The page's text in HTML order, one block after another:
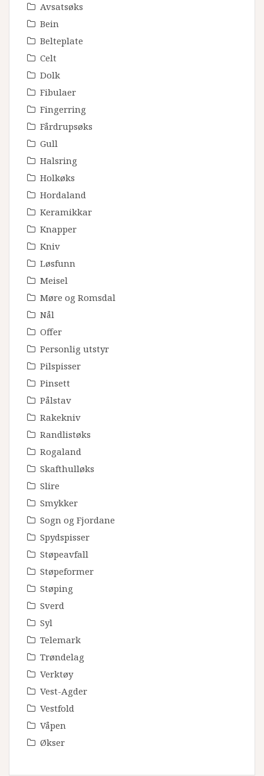
Avsatsøks
Bein
Belteplate
Celt
Dolk
Fibulaer
Fingerring
Fårdrupsøks
Gull
Halsring
Holkøks
Hordaland
Keramikkar
Knapper
Kniv
Løsfunn
Meisel
Møre og Romsdal
Nål
Offer
Personlig utstyr
Pilspisser
Pinsett
Pålstav
Rakekniv
Randlistøks
Rogaland
Skafthulløks
Slire
Smykker
Sogn og Fjordane
Spydspisser
Støpeavfall
Støpeformer
Støping
Sverd
Syl
Telemark
Trøndelag
Verktøy
Vest-Agder
Vestfold
Våpen
Økser